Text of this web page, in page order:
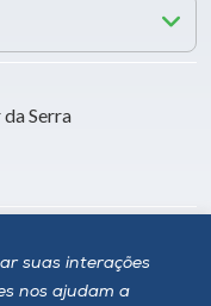
suas interações
nos ajudam a
Serra